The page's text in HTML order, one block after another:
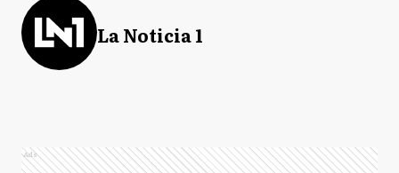
La Noticia 1
Ads